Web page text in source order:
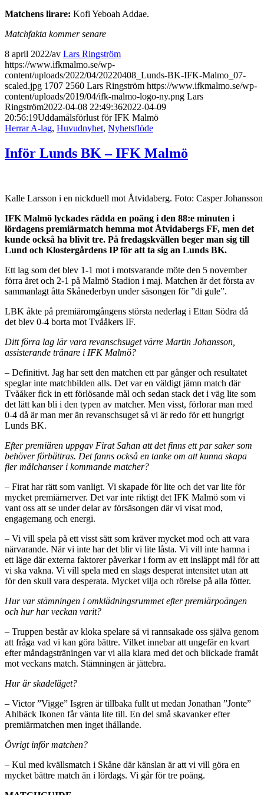
Matchens lirare: Kofi Yeboah Addae.
Matchfakta kommer senare
8 april 2022/av Lars Ringström
https://www.ifkmalmo.se/wp-
content/uploads/2022/04/20220408_Lunds-BK-IFK-Malmo_07-
scaled.jpg 1707 2560 Lars Ringström https://www.ifkmalmo.se/wp-
content/uploads/2019/04/ifk-malmo-logo-ny.png Lars
Ringström2022-04-08 22:49:362022-04-09
20:56:19Uddamålsförlust för IFK Malmö
Herrar A-lag, Huvudnyhet, Nyhetsflöde
Inför Lunds BK – IFK Malmö
Kalle Larsson i en nickduell mot Åtvidaberg. Foto: Casper
IFK Malmö lyckades rädda en poäng i den 88:e minuten i
lördagens premiärmatch hemma mot Åtvidabergs FF, men det
kunde också ha blivit tre. På fredagskvällen beger man sig till
Lund och Klostergårdens IP för att ta sig an Lunds BK.
Ett lag som det blev 1-1 mot i motsvarande möte den 5 november
förra året och 2-1 på Malmö Stadion i maj. Matchen är det första av
sammanlagt åtta Skånederbyn under säsongen för ”di gule”.
LBK åkte på premiäromgångens största nederlag i Ettan Södra då
det blev 0-4 borta mot Tvååkers IF.
Ditt förra lag lär vara revanschsuget värre Martin Johansson,
assisterande tränare i IFK Malmö?
– Definitivt. Jag har sett den matchen ett par gånger och resultatet
speglar inte matchbilden alls. Det var en väldigt jämn match där
Tvååker fick in ett förlösande mål och sedan stack det i väg lite som
det lätt kan bli i den typen av matcher. Men visst, förlorar man med
0-4 då är man mer än revanschsuget så vi är redo för ett hungrigt
Lunds BK.
Efter premiären uppgav Firat Sahan att det finns ett par saker som
behöver förbättras. Det fanns också en tanke om att kunna skapa
fler målchanser i kommande matcher?
– Firat har rätt som vanligt. Vi skapade för lite och det var lite för
mycket premiärnerver. Det var inte riktigt det IFK Malmö som vi
vant oss att se under delar av försäsongen där vi visat mod,
engagemang och energi.
– Vi vill spela på ett visst sätt som kräver mycket mod och att vara
närvarande. När vi inte har det blir vi lite låsta. Vi vill inte hamna i
ett läge där externa faktorer påverkar i form av ett insläppt mål för att
vi ska vakna. Vi vill spela med en slags desperat intensitet utan att
för den skull vara desperata. Mycket vilja och rörelse på alla fötter.
Hur var stämningen i omklädningsrummet efter premiärpoängen
och hur har veckan varit?
– Truppen består av kloka spelare så vi rannsakade oss själva genom
att fråga vad vi kan göra bättre. Vilket innebar att ungefär en kvart
efter måndagsträningen var vi alla klara med det och blickade framåt
mot veckans match. Stämningen är jättebra.
Hur är skadeläget?
– Victor ”Vigge” Isgren är tillbaka fullt ut medan Jonathan ”Jonte”
Ahlbäck Ikonen får vänta lite till. En del små skavanker efter
premiärmatchen men inget ihållande.
Övrigt inför matchen?
– Kul med kvällsmatch i Skåne där känslan är att vi vill göra en
mycket bättre match än i lördags. Vi går för tre poäng.